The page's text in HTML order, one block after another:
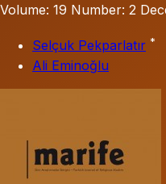
Volume: 19 Number: 2
Selçuk Pekparlatır *
Ali Eminoğlu